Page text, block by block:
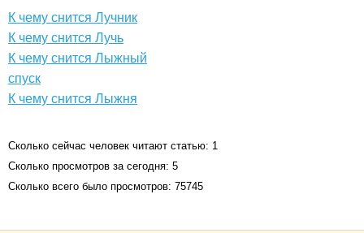
К чему снится Лучник
К чему снится Лучь
К чему снится Лыжный
спуск
К чему снится Лыжня
Сколько сейчас человек читают статью: 1
Сколько просмотров за сегодня: 5
Сколько всего было просмотров: 75745